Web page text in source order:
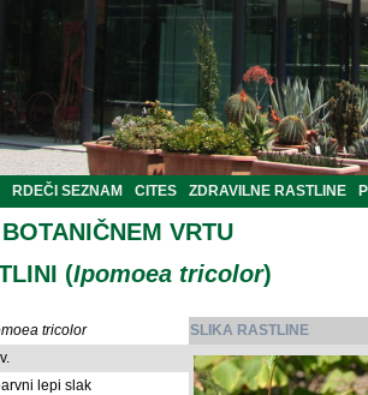
RDEČI SEZNAM CITES ZDRAVILNE RASTLINE
VRTU
(Ipomoea tricolor)
tricolor
lepi slak
SLIKA RASTLINE